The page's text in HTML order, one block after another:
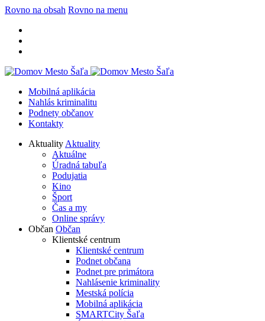
Rovno na obsah Rovno na menu
Mobilná aplikácia
Nahlás kriminalitu
Podnety občanov
Kontakty
Aktuality Aktuality
Aktuálne
Úradná tabuľa
Podujatia
Kino
Šport
Čas a my
Online správy
Občan Občan
Klientské centrum
Klientské centrum
Podnet občana
Podnet pre primátora
Nahlásenie kriminality
Mestská polícia
Mobilná aplikácia
SMARTCity Šaľa